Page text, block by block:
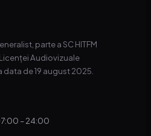
parte a SC HITFM
Audiovizuale
data de 19 august 2025.
– 24:00